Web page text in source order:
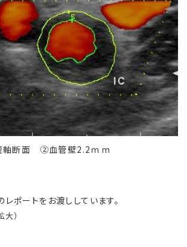
軸断面 ②血管壁2.2ｍｍ
ポートをお渡ししています。
）